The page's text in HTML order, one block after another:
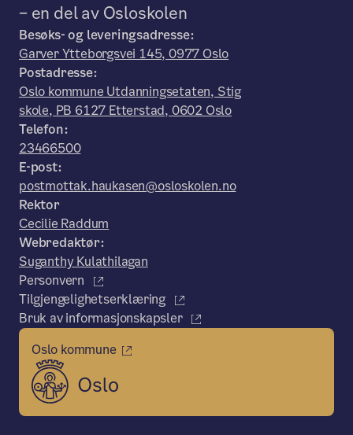
– en del av Osloskolen
Besøks- og leveringsadresse:
Garver Ytteborgsvei 145, 0977 Oslo
Postadresse:
Oslo kommune Utdanningsetaten, Stig
skole, PB 6127 Etterstad, 0602 Oslo
Telefon:
23466500
E-post:
postmottak.haukasen@osloskolen.no
Rektor
Cecilie Raddum
Webredaktør:
Suganthy Kulathilagan
Personvern
Tilgjengelighetserklæring
Bruk av informasjonskapsler
Oslo kommune